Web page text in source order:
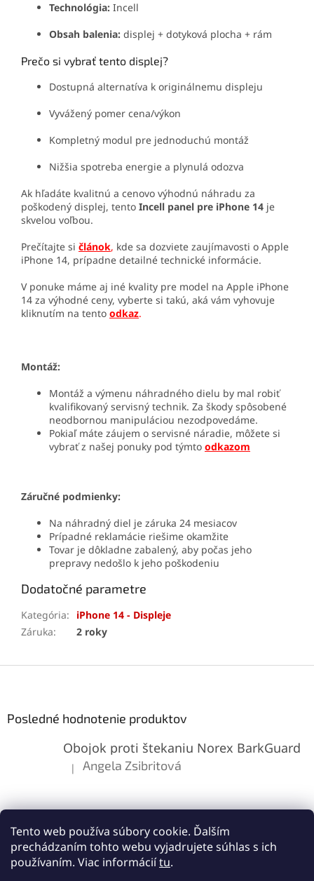
Tento web používa súbory cookie. Ďalším
prechádzaním tohto webu vyjadrujete súhlas s ich
používaním. Viac informáciítu.
Technológia: Incell
Obsah balenia: displej + dotyková plocha + rám
Prečo si vybrať tento displej?
Dostupná alternatíva k originálnemu displeju
Vyvážený pomer cena/výkon
Kompletný modul pre jednoduchú montáž
Nižšia spotreba energie a plynulá odozva
Ak hľadáte kvalitnú a cenovo výhodnú náhradu za
poškodený displej, tento Incell panel pre iPhone 14 je
skvelou voľbou.
Prečítajte si článok, kde sa dozviete zaujímavosti o Apple
iPhone 14, prípadne detailné technické informácie.
V ponuke máme aj iné kvality pre model na Apple iPhone
14 za výhodné ceny, vyberte si takú, aká vám vyhovuje
kliknutím na tento odkaz.
Montáž:
Montáž a výmenu náhradného dielu by mal robiť
kvalifikovaný servisný technik. Za škody spôsobené
neodbornou manipuláciou nezodpovedáme.
Pokiaľ máte záujem o servisné náradie, môžete si
vybrať z našej ponuky pod týmto odkazom
Záručné podmienky:
Na náhradný diel je záruka 24 mesiacov
Prípadné reklamácie riešime okamžite
Tovar je dôkladne zabalený, aby počas jeho
prepravy nedošlo k jeho poškodeniu
Dodatočné parametre
Kategória:
iPhone 14 - Displeje
Záruka: 2 roky
Posledné hodnotenie produktov
Obojok proti štekaniu Norex BarkGuard
Hodnotenie produktu je 5 z 5 hviezdičiek.
| Angela Zsibritová